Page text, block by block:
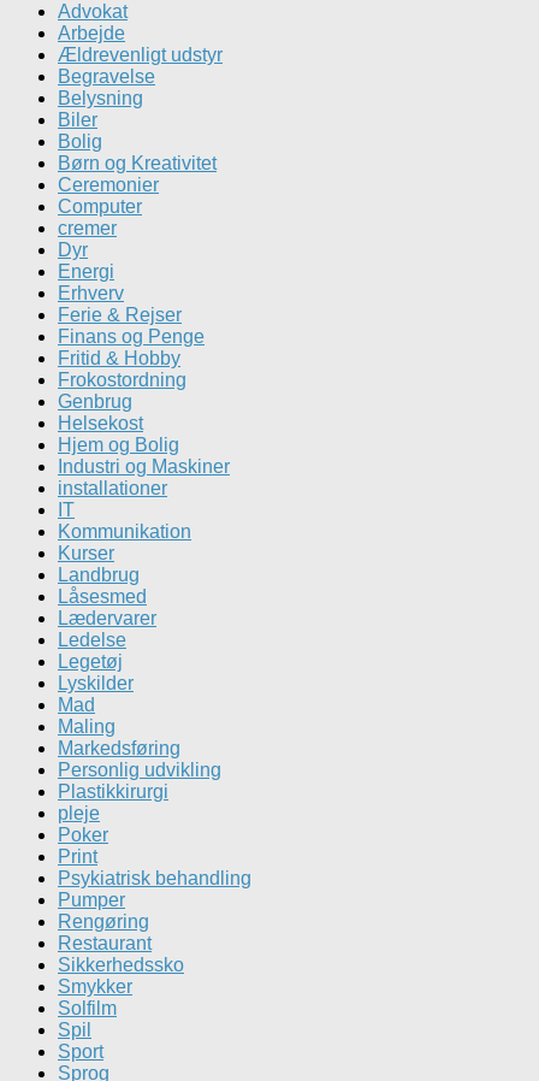
Advokat
Arbejde
Ældrevenligt udstyr
Begravelse
Belysning
Biler
Bolig
Børn og Kreativitet
Ceremonier
Computer
cremer
Dyr
Energi
Erhverv
Ferie & Rejser
Finans og Penge
Fritid & Hobby
Frokostordning
Genbrug
Helsekost
Hjem og Bolig
Industri og Maskiner
installationer
IT
Kommunikation
Kurser
Landbrug
Låsesmed
Lædervarer
Ledelse
Legetøj
Lyskilder
Mad
Maling
Markedsføring
Personlig udvikling
Plastikkirurgi
pleje
Poker
Print
Psykiatrisk behandling
Pumper
Rengøring
Restaurant
Sikkerhedssko
Smykker
Solfilm
Spil
Sport
Sprog